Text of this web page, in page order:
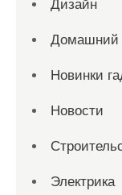
Дизайн
Домашний
Новинки
Новости
Электрика